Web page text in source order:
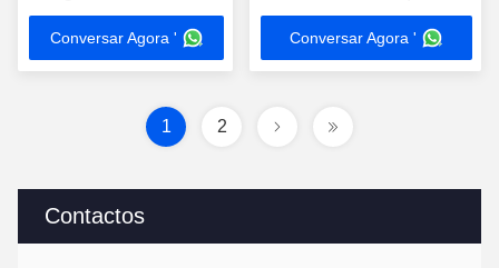
Contactos
função da impressora
Conversar Agora '
de impressora
Conversar Agora '
1 2